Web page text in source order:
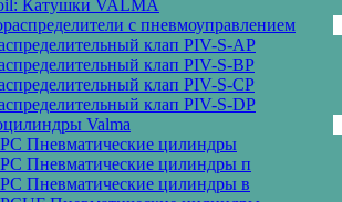
Катушки VALMA
с пневмоуправлением
клап PIV-S-AP
клап PIV-S-BP
клап PIV-S-СP
клап PIV-S-DP
Valma
Пневматические цилиндры
Пневматические цилиндры п
Пневматические цилиндры в